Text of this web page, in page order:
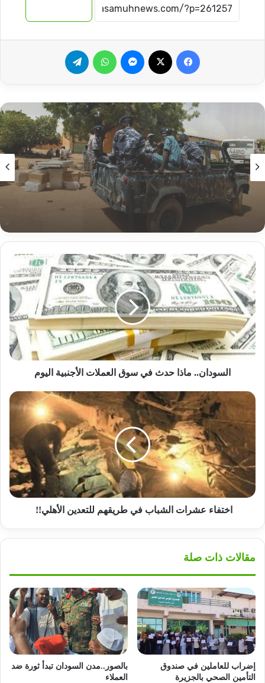
فيسبوك ماسنجر واتساب
أخبار
2026-08-06
مداهمات أمنية بجنوب الخرطوم تسقط عصابات
النهب المسلح !
السودان..
ماذا
حدث
في
سوق
العملات
الأجنبية
اليوم
السودان.. ماذا حدث في سوق العملات الأجنبية اليوم
اختفاء
الشباب
طريقهم
للتعدين
الأهلي!!
اختفاء عشرات الشباب في طريقهم للتعدين الأهلي!!
مقالات ذات صلة
إضراب للعاملين في صندوق
التأمين الصحي بالجزيرة
بالصور..مدن السودان تبدأ ثورة ضد
العملاء